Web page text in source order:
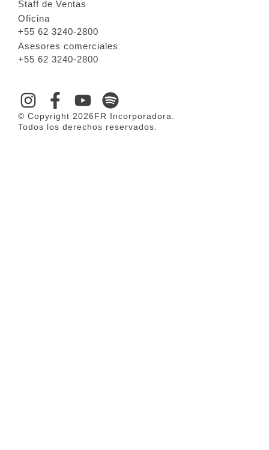
© Copyright 2026FR Incorporadora.
Todos los derechos reservados.
Staff de Ventas
Oficina
+55 62 3240-2800
Asesores comerciales
+55 62 3240-2800